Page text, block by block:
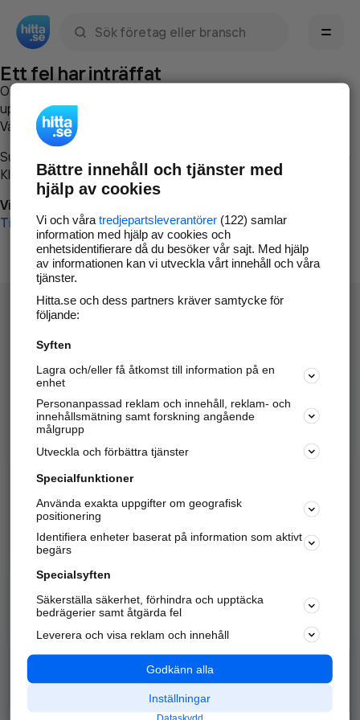
Ett fel har inträffat
Om du vill kan du
uppstod så att vi lättare och snabbare kan avhjälpa det.
Vänligen försök med följande:
Surfa till
Klicka påTillbaka-knappen i webbläsaren och försök igen
Vi beklagar besväret!
Till startsidan
Hitta.se - Gratis nummerupplysning.
Sök företag, personer och platser.
Hitta telefonnummer, adresser, företagsinfo mm.
Marknadsför företaget
Kom igång och annonsera mot
samarbetspartners nära dig.
Alla kategorier
Populära sökningar
API & Kartor
Annonsera
Integritet
Nödnummer
Bättre innehåll och tjänster med
hjälp av cookies
Vi och våra tredjepartsleverantörer(122) samlar
information med hjälp av cookies och
enhetsidentifierare då du besöker vår sajt. Med hjälp
av informationen kan vi utveckla vårt innehåll och våra
tjänster.
Hitta.se och dess partners kräver samtycke för
följande:
Syften
Lagra och/eller få åtkomst till information på en
enhet
Personanpassad reklam och innehåll, reklam- och
innehållsmätning samt forskning angående
målgrupp
Utveckla och förbättra tjänster
Specialfunktioner
Använda exakta uppgifter om geografisk
positionering
Identifiera enheter baserat på information som aktivt
begärs
Specialsyften
Säkerställa säkerhet, förhindra och upptäcka
bedrägerier samt åtgärda fel
Leverera och visa reklam och innehåll
Godkänn alla
Inställningar
Dataskydd